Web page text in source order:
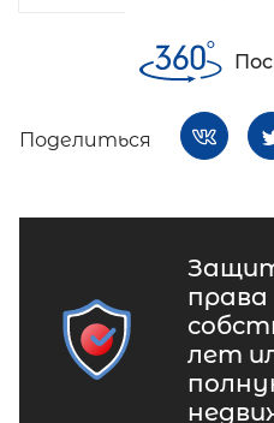
Поделиться
права
лет